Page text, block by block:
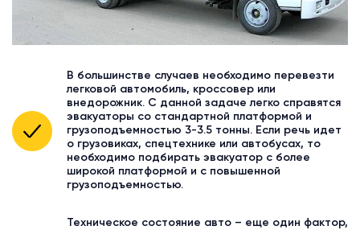
В большинстве случаев необходимо перевезти
легковой автомобиль, кроссовер или
внедорожник. С данной задаче легко справятся
эвакуаторы со стандартной платформой и
грузоподъемностью 3-3.5 тонны. Если речь идет
о грузовиках, спецтехнике или автобусах, то
необходимо подбирать эвакуатор с более
широкой платформой и с повышенной
грузоподъемностью.
Техническое состояние авто – еще один фактор,